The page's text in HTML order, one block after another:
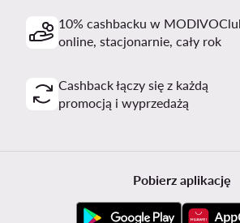
10% cashbacku w
online, stacjonarnie, cały rok
Cashback łączy się z każdą
promocją i wyprzedażą
Pobierz aplikację